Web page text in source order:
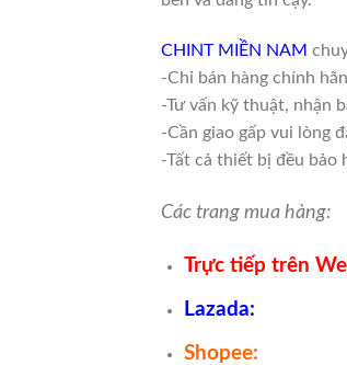
CHINT MIỀN NAM
-Chỉ bán hàng chính
-Tư vấn kỹ thuật, nhận
-Cần giao gấp vui lòng
-Tất cả thiết bị đều bảo
Các trang mua hàng:
Trực tiếp trên
Lazada:
Shopee: